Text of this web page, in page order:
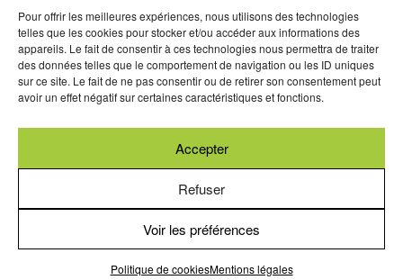
Pour offrir les meilleures expériences, nous utilisons des technologies
telles que les cookies pour stocker et/ou accéder aux informations des
appareils. Le fait de consentir à ces technologies nous permettra de traiter
des données telles que le comportement de navigation ou les ID uniques
sur ce site. Le fait de ne pas consentir ou de retirer son consentement peut
avoir un effet négatif sur certaines caractéristiques et fonctions.
Accepter
Refuser
Voir les préférences
Politique de cookiesMentions légales
Devenez correspondant
Rejoignez nos experts
Devenez Partenaire
Nous suivre
Abonnez-vous à nos newsletters
Conditions générales d’utilisation
de cookies